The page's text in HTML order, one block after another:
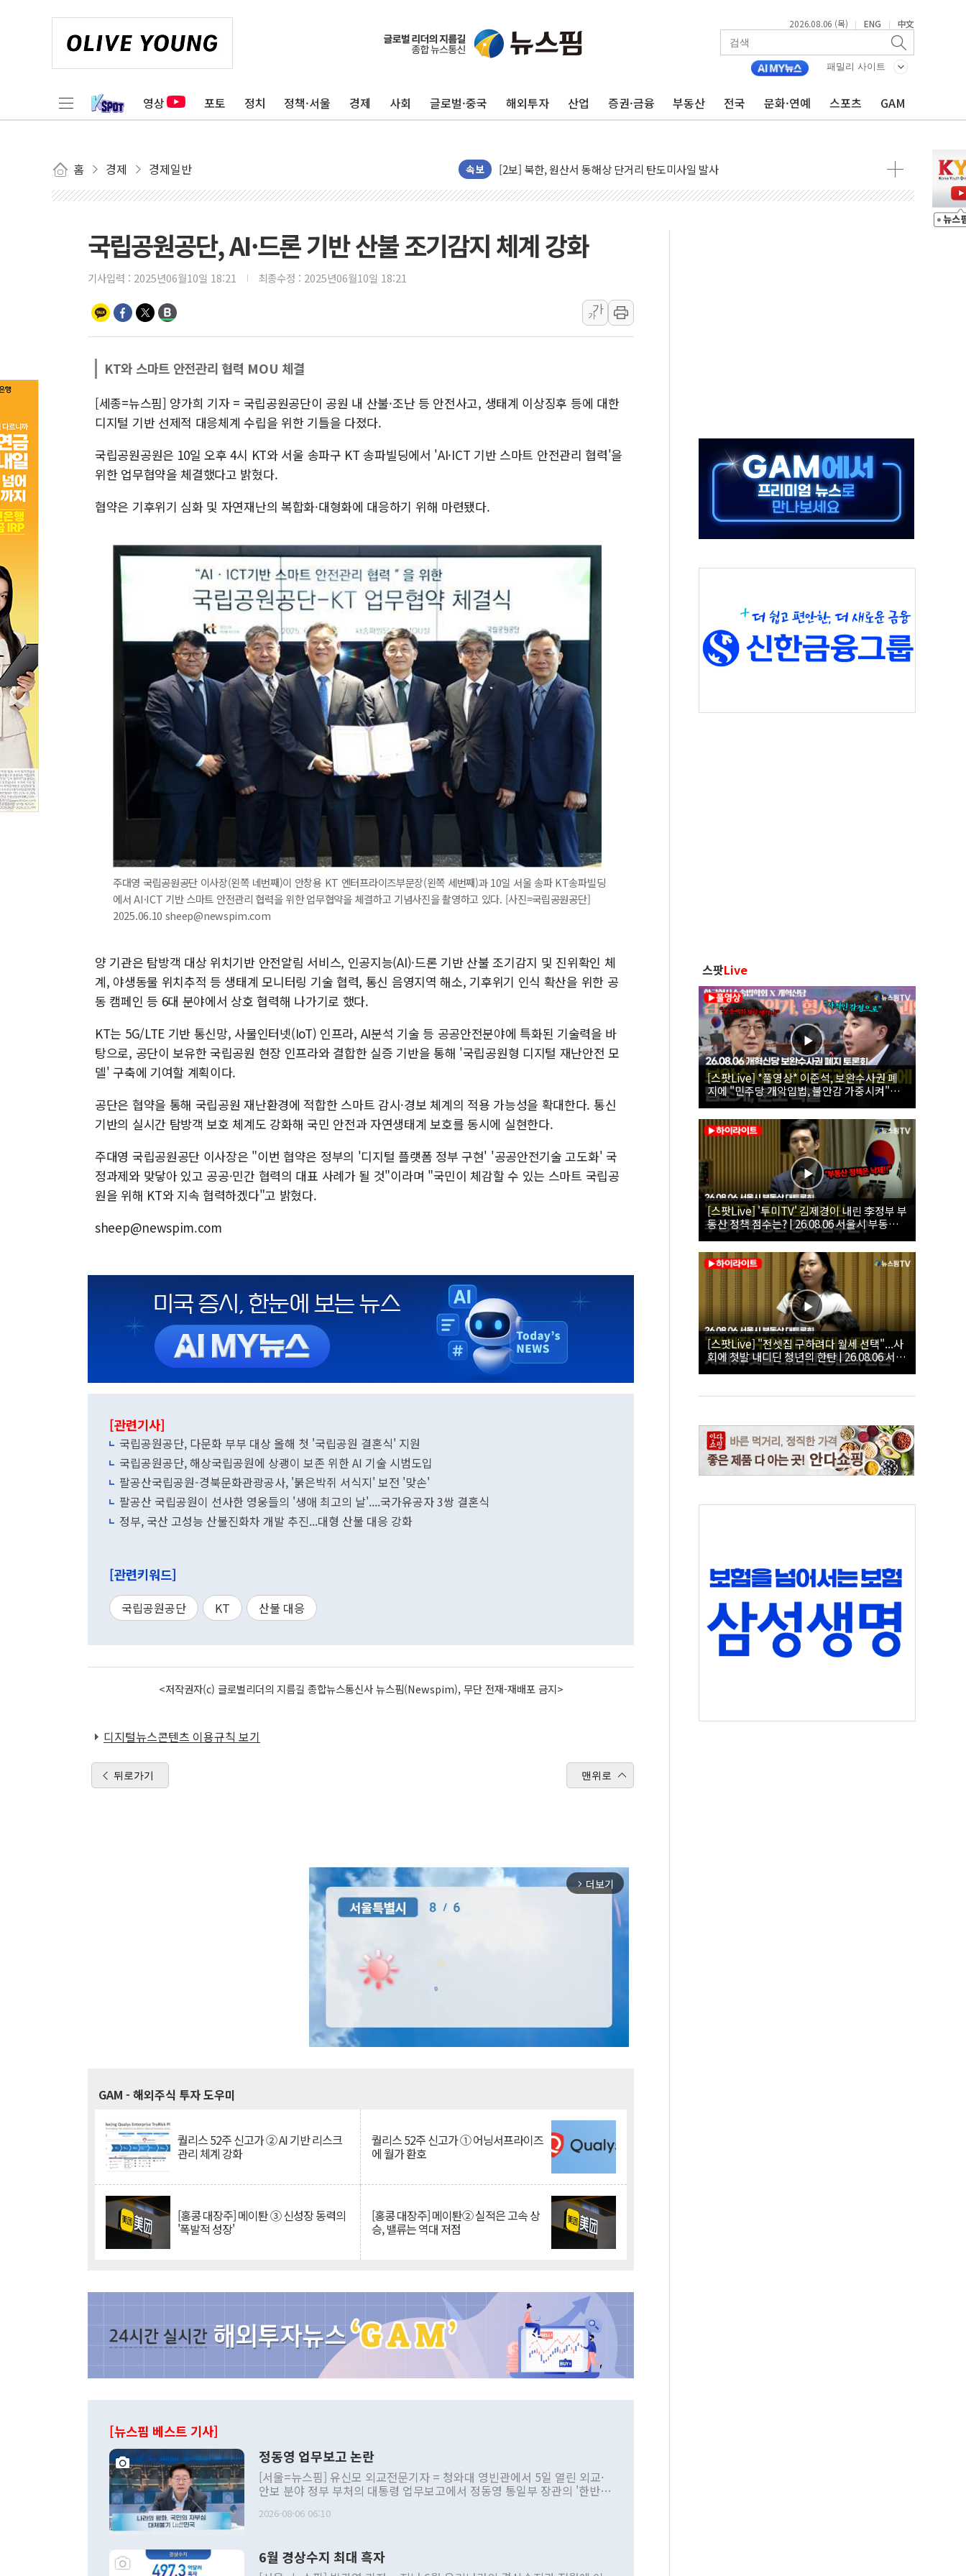
2026.08.06 (목) | ENG | 中文
패밀리 사이트
영상 포토 정치 정책·서울 경제 사회 글로벌·중국 해외투자 산업 증권·금융 부동산 전국 문화·연예 스포츠 GAM
홈 경제 경제일반 속보
[코인 시황] 비트코인, ETF 자금 유입에도 박스권…美 암호화폐 법안 처리 여부도 변수
[르포] 39도 폭염 속 잠실 개표소 시위 '62일째'..."대부분 여기서 상주"
빚투·레버리지 줄었지만, 반도체 두 종목에 코스피 '휘청'
양주 가전제품 창고서 화재…차량 3대·건물 1동 전소
종로·중구 오피스 78%가 준공 10년 이상…리뉴얼이 경쟁력 가른다
법원, '관저 이전 봐주기 감사' 유병호 구속적부심 기각
우크라, 러 탄도미사일 공격에 속수무책… 패트리엇 미사일 지원, 작년의 3분의 1
"5.18은 북한 지령" 설교한 목사 불구속 송치
[내일날씨] 절기상 '입추'에 폭염 절정…서울 한낮 39도
제천 바이오밸리 공장 옥상서 불…30여분 만에 진화
개혁신당 "민주, '盧 수사' 악연으로 형사사법 틀 바꿔…국민 불안감 가중"
[속보] 북, 동해상으로 미상 발사체 발사
[IPO] 니어스랩 "피지컬 AI 자율비행 기술로 글로벌 방산 시장 공략"
국립공원공단, AI·드론 기반 산불 조기감지 체계 강화
기사입력 : 2025년06월10일 18:21 최종수정 : 2025년06월10일 18:21
가
가
KT와 스마트 안전관리 협력 MOU 체결
[세종=뉴스핌] 양가희 기자 = 국립공원공단이 공원 내 산불·조난 등 안전사고, 생태계 이상징후 등에 대한
디지털 기반 선제적 대응체계 수립을 위한 기틀을 다졌다.
국립공원공원은 10일 오후 4시 KT와 서울 송파구 KT 송파빌딩에서 'AI·ICT 기반 스마트 안전관리 협력'을
위한 업무협약을 체결했다고 밝혔다.
협약은 기후위기 심화 및 자연재난의 복합화·대형화에 대응하기 위해 마련됐다.
주대영 국립공원공단 이사장(왼쪽 네번째)이 안창용 KT 엔터프라이즈부문장(왼쪽 세번째)과 10일 서울 송파 KT송파빌딩
에서 AI·ICT 기반 스마트 안전관리 협력을 위한 업무협약을 체결하고 기념사진을 촬영하고 있다. [사진=국립공원공단]
2025.06.10 sheep@newspim.com
양 기관은 탐방객 대상 위치기반 안전알림 서비스, 인공지능(AI)·드론 기반 산불 조기감지 및 진위확인 체
계, 야생동물 위치추적 등 생태계 모니터링 기술 협력, 통신 음영지역 해소, 기후위기 인식 확산을 위한 공
동 캠페인 등 6대 분야에서 상호 협력해 나가기로 했다.
KT는 5G/LTE 기반 통신망, 사물인터넷(IoT) 인프라, AI분석 기술 등 공공안전분야에 특화된 기술력을 바
탕으로, 공단이 보유한 국립공원 현장 인프라와 결합한 실증 기반을 통해 '국립공원형 디지털 재난안전 모
델' 구축에 기여할 계획이다.
공단은 협약을 통해 국립공원 재난환경에 적합한 스마트 감시·경보 체계의 적용 가능성을 확대한다. 통신
기반의 실시간 탐방객 보호 체계도 강화해 국민 안전과 자연생태계 보호를 동시에 실현한다.
주대영 국립공원공단 이사장은 "이번 협약은 정부의 '디지털 플랫폼 정부 구현' '공공안전기술 고도화' 국
정과제와 맞닿아 있고 공공·민간 협력의 대표 사례가 될 것"이라며 "국민이 체감할 수 있는 스마트 국립공
원을 위해 KT와 지속 협력하겠다"고 밝혔다.
sheep@newspim.com
[관련기사]
국립공원공단, 다문화 부부 대상 올해 첫 '국립공원 결혼식' 지원
국립공원공단, 해상국립공원에 상괭이 보존 위한 AI 기술 시범도입
팔공산국립공원-경북문화관광공사, '붉은박쥐 서식지' 보전 '맞손'
팔공산 국립공원이 선사한 영웅들의 '생애 최고의 날'....국가유공자 3쌍 결혼식
정부, 국산 고성능 산불진화차 개발 추진...대형 산불 대응 강화
[관련키워드]
국립공원공단 KT 산불 대응
<저작권자(c) 글로벌리더의 지름길 종합뉴스통신사 뉴스핌(Newspim), 무단 전재-재배포 금지>
디지털뉴스콘텐츠 이용규칙 보기
뒤로가기 맨위로
arrow_forward_ios 더보기
GAM - 해외주식 투자 도우미
퀄리스 52주 신고가 ② AI 기반 리스크
관리 체계 강화
퀄리스 52주 신고가 ① 어닝서프라이즈
에 월가 환호
[홍콩 대장주] 메이퇀 ③ 신성장 동력의
'폭발적 성장'
[홍콩 대장주] 메이퇀② 실적은 고속 상
승, 밸류는 역대 저점
[뉴스핌 베스트 기사]
정동영 업무보고 논란
[서울=뉴스핌] 유신모 외교전문기자 = 청와대 영빈관에서 5일 열린 외교·
안보 분야 정부 부처의 대통령 업무보고에서 정동영 통일부 장관의 '한반도
발언 중에는 정부 내 조율을 거치지 않은 사안을 정책으로 추진하겠다고 공
주의적 희망에 근거한 비현실적 구상'이라는 비판을 내놨다. 그동안 정 장
2026-08-06 06:10
6월 경상수지 최대 흑자
스팟Live
[스팟Live] *풀영상* 이준석, 보완수사권 폐
지에 "민주당 개악입법, 불안감 가중시켜"｜
26.08.06 개혁신당 보완수사권 폐지 토론회
[스팟Live] '투미TV' 김제경이 내린 李정부 부
동산 정책 점수는? | 26.08.06 서울시 부동산
대토론회
[스팟Live] "전셋집 구하려다 월세 선택"...사
회에 첫발 내디딘 청년의 한탄 | 26.08.06 서울
시 부동산 대토론회